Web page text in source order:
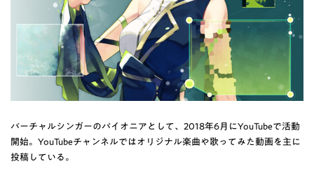
バーチャルシンガーのパイオニアとして、2018年6月にYouTubeで活動
開始。YouTubeチャンネルではオリジナル楽曲や歌ってみた動画を主に
投稿している。